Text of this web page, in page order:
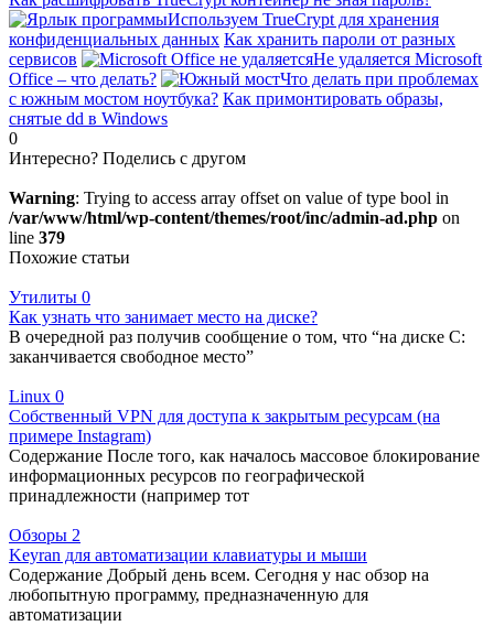
Используем TrueCrypt для хранения
конфиденциальных данных Как хранить пароли от разных
сервисов
Не удаляется Microsoft
Office – что делать?
Что делать при проблемах
с южным мостом ноутбука? Как примонтировать образы,
снятые dd в Windows
0
Интересно? Поделись с другом
Warning: Trying to access array offset on value of type bool in
/var/www/html/wp-content/themes/root/inc/admin-ad.php on
line 379
Похожие статьи
Утилиты 0
Как узнать что занимает место на диске?
В очередной раз получив сообщение о том, что “на диске C:
заканчивается свободное место”
Linux 0
Собственный VPN для доступа к закрытым ресурсам (на
примере Instagram)
Содержание После того, как началось массовое блокирование
информационных ресурсов по географической
принадлежности (например тот
Обзоры 2
Keyran для автоматизации клавиатуры и мыши
Содержание Добрый день всем. Сегодня у нас обзор на
любопытную программу, предназначенную для
автоматизации